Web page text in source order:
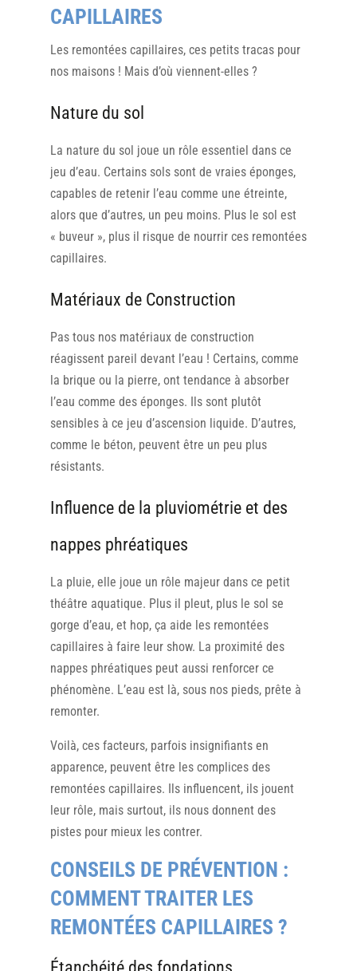
CAPILLAIRES
Les remontées capillaires, ces petits tracas pour
nos maisons ! Mais d’où viennent-elles ?
Nature du sol
La nature du sol joue un rôle essentiel dans ce
jeu d’eau. Certains sols sont de vraies éponges,
capables de retenir l’eau comme une étreinte,
alors que d’autres, un peu moins. Plus le sol est
« buveur », plus il risque de nourrir ces remontées
capillaires.
Matériaux de Construction
Pas tous nos matériaux de construction
réagissent pareil devant l’eau ! Certains, comme
la brique ou la pierre, ont tendance à absorber
l’eau comme des éponges. Ils sont plutôt
sensibles à ce jeu d’ascension liquide. D’autres,
comme le béton, peuvent être un peu plus
résistants.
Influence de la pluviométrie et des
nappes phréatiques
La pluie, elle joue un rôle majeur dans ce petit
théâtre aquatique. Plus il pleut, plus le sol se
gorge d’eau, et hop, ça aide les remontées
capillaires à faire leur show. La proximité des
nappes phréatiques peut aussi renforcer ce
phénomène. L’eau est là, sous nos pieds, prête à
remonter.
Voilà, ces facteurs, parfois insignifiants en
apparence, peuvent être les complices des
remontées capillaires. Ils influencent, ils jouent
leur rôle, mais surtout, ils nous donnent des
pistes pour mieux les contrer.
CONSEILS DE PRÉVENTION :
COMMENT TRAITER LES
REMONTÉES CAPILLAIRES ?